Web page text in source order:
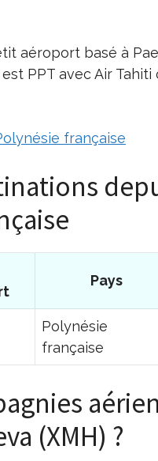
aéroport basé à
PPT avec Air
française
Pays
Polynésie
française
(XMH) ?